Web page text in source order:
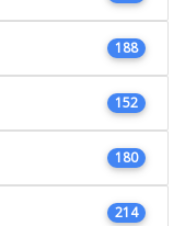
188
152
180
214